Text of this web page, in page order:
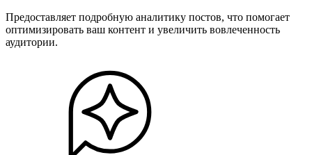
Предоставляет подробную аналитику постов, что помогает
оптимизировать ваш контент и увеличить вовлеченность
аудитории.